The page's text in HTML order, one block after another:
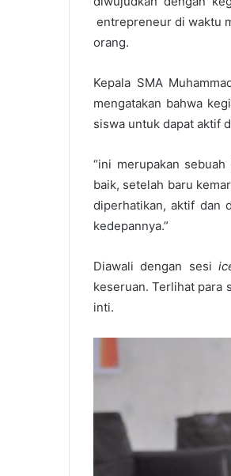
entrepreneur di waktu
orang.
Kepala SMA
mengatakan bahwa
siswa untuk dapat aktif
“ini merupakan
baik, setelah baru
diperhatikan, aktif dan
kedepannya.”
Diawali dengan sesi
keseruan. Terlihat para
inti.